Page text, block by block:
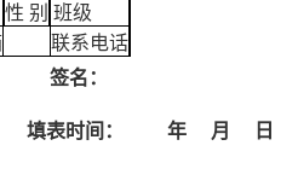
性 别 班级
联系电话
签名：
填表时间： 年 月 日